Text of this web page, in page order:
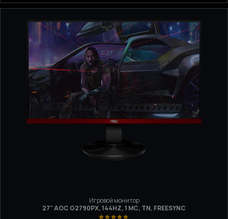
Игровой монитор
27" AOC G2790PX, 144HZ, 1 МС, TN, FREESYNC